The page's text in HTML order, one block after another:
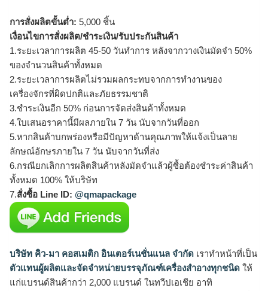
การสั่งผลิตขั้นต่ำ: 5,000 ชิ้น
เงื่อนไขการสั่งผลิต/ชำระเงิน/รับประกันสินค้า
1.ระยะเวลาการผลิต 45-50 วันทำการ หลังจากวางเงินมัดจำ 50%
ของจำนวนสินค้าทั้งหมด
2.ระยะเวลาการผลิตไม่รวมผลกระทบจากการทำงานของ
เครื่องจักรที่ผิดปกติและภัยธรรมชาติ
3.ชำระเงินอีก 50% ก่อนการจัดส่งสินค้าทั้งหมด
4.ใบเสนอราคานี้มีผลภายใน 7 วัน นับจากวันที่ออก
5.หากสินค้าบกพร่องหรือมีปัญหาด้านคุณภาพให้แจ้งเป็นลาย
ลักษณ์อักษรภายใน 7 วัน นับจากวันที่ส่ง
6.กรณียกเลิกการผลิตสินค้าหลังมัดจำแล้วผู้ซื้อต้องชำระค่าสินค้า
ทั้งหมด 100% ให้บริษัท
7.สั่งซื้อ Line ID: @qmapackage
บริษัท คิว-มา คอสเมติก อินเตอร์เนชั่นแนล จำกัด เราทำหน้าที่เป็น
ตัวแทนผู้ผลิตและจัดจำหน่ายบรรจุภัณฑ์เครื่องสำอางทุกชนิด ให้
แก่แบรนด์สินค้ากว่า 2,000 แบรนด์ ในทวีปเอเชีย อาทิ